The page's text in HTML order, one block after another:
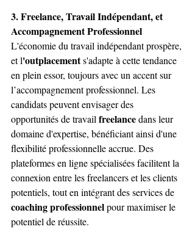
3. Freelance, Travail Indépendant, et
Accompagnement Professionnel
L'économie du travail indépendant prospère,
et l'outplacement s'adapte à cette tendance
en plein essor, toujours avec un accent sur
l’accompagnement professionnel. Les
candidats peuvent envisager des
opportunités de travail freelance dans leur
domaine d'expertise, bénéficiant ainsi d'une
flexibilité professionnelle accrue. Des
plateformes en ligne spécialisées facilitent la
connexion entre les freelancers et les clients
potentiels, tout en intégrant des services de
coaching professionnel pour maximiser le
potentiel de réussite.